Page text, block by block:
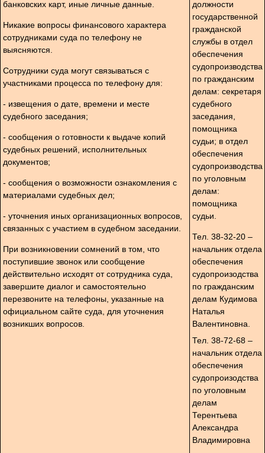
банковских карт, иные личные данные.
Никакие вопросы финансового характера
сотрудниками суда по телефону не
выясняются.
Сотрудники суда могут связываться с
участниками процесса по телефону для:
- извещения о дате, времени и месте
судебного заседания;
- сообщения о готовности к выдаче копий
судебных решений, исполнительных
документов;
- сообщения о возможности ознакомления с
материалами судебных дел;
- уточнения иных организационных вопросов,
связанных с участием в судебном заседании.
При возникновении сомнений в том, что
поступившие звонок или сообщение
действительно исходят от сотрудника суда,
завершите диалог и самостоятельно
перезвоните на телефоны, указанные на
официальном сайте суда, для уточнения
возникших вопросов.
должности
государственной
гражданской
службы в отдел
обеспечения
судопроизводства
по гражданским
делам: секретаря
судебного
заседания,
помощника
судьи; в отдел
обеспечения
судопроизводства
по уголовным
делам:
помощника
судьи.
Тел. 38-32-20 –
начальник отдела
обеспечения
судопроизодства
по гражданским
делам Кудимова
Наталья
Валентиновна.
Тел. 38-72-68 –
начальник отдела
обеспечения
судопроизодства
по уголовным
делам
Терентьева
Александра
Владимировна